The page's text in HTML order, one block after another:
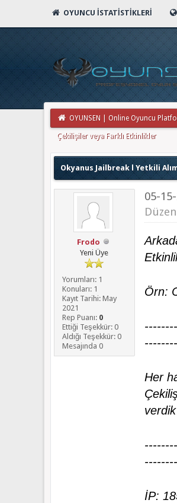
OYUNCU İSTATISTIKLERI
OYUNSEN | Online Oyuncu
Çekilişiler veya Farklı Etkinlikler
Okyanus Jailbreak l Yetkili
Frodo
Yeni Üye
Yorumları: 1
Konuları: 1
Kayıt Tarihi: May
2021
Rep Puanı: 0
Ettiği Teşekkür: 0
Aldığı Teşekkür: 0
Mesajında 0
05-
Örn:
Her
verdik
İP: